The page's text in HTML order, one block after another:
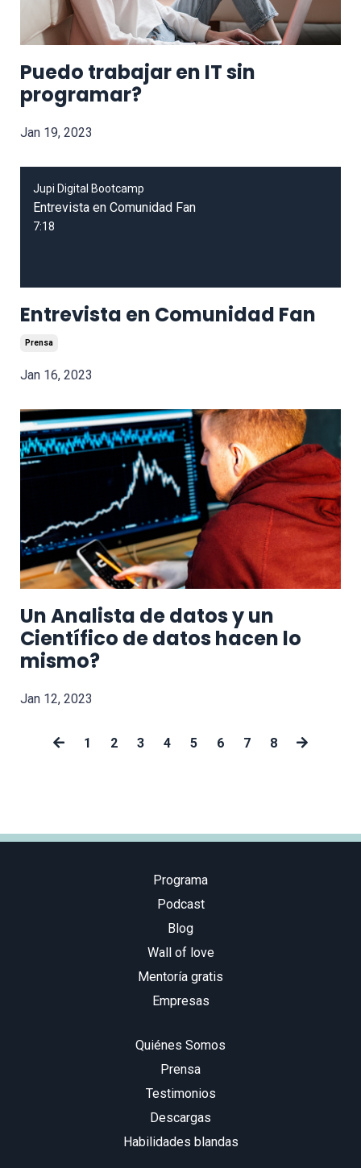
Puedo trabajar en IT sin
programar?
Jan 19, 2023
Jupi Digital Bootcamp
Entrevista en Comunidad Fan
7:18
Entrevista en Comunidad Fan
Prensa
Jan 16, 2023
Un Analista de datos y un
Científico de datos hacen lo
mismo?
Jan 12, 2023
1 2 3 4 5 6 7 8
Programa
Podcast
Blog
Wall of love
Mentoría gratis
Empresas
Quiénes Somos
Prensa
Testimonios
Descargas
Habilidades blandas